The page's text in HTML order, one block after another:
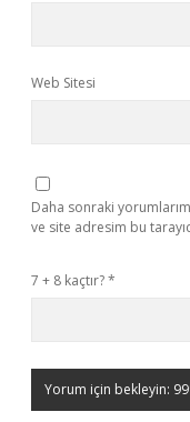
Web Sitesi
Daha sonraki
ve site adresim bu
7 + 8 kaçtır?*